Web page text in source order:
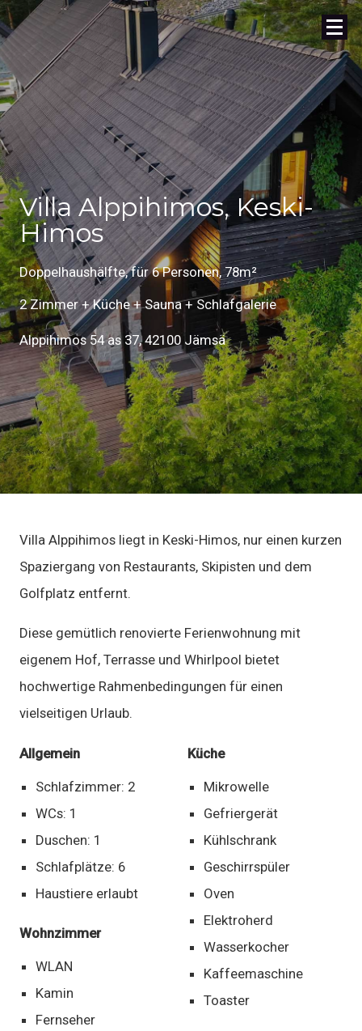
Villa Alppihimos, Keski-
Himos
Doppelhaushälfte, für 6 Personen, 78m²
2 Zimmer + Küche + Sauna + Schlafgalerie
Alppihimos 54 as 37, 42100 Jämsä
Villa Alppihimos liegt in Keski-Himos, nur einen kurzen
Spaziergang von Restaurants, Skipisten und dem
Golfplatz entfernt.
Diese gemütlich renovierte Ferienwohnung mit
eigenem Hof, Terrasse und Whirlpool bietet
hochwertige Rahmenbedingungen für einen
vielseitigen Urlaub.
Allgemein
Schlafzimmer: 2
WCs: 1
Duschen: 1
Schlafplätze: 6
Haustiere erlaubt
Wohnzimmer
WLAN
Kamin
Fernseher
Küche
Mikrowelle
Gefriergerät
Kühlschrank
Geschirrspüler
Oven
Elektroherd
Wasserkocher
Kaffeemaschine
Toaster